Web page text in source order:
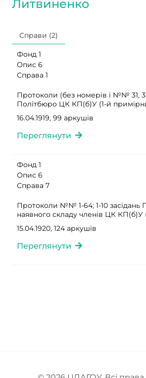
Литвиненко
Справи (2)
Фонд 1
Опис 6
Справа 1
Протоколи (без номерів і №№ 31,
Політбюро ЦК КП(б)У (1-й
16.04.1919, 99 аркушів
Переглянути
Фонд 1
Опис 6
Справа 7
Протоколи №№ 1-64; 1-10 засідань
наявного складу членів ЦК КП(б)У
15.04.1920, 124 аркушів
Переглянути